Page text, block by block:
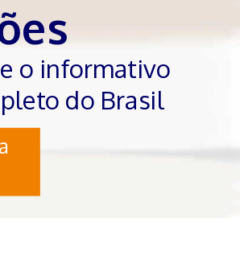
o informativo
do Brasil